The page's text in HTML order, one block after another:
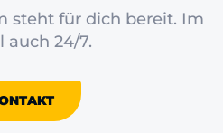
steht für dich bereit. Im
auch 24/7.